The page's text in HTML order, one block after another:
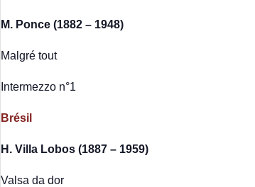
M. Ponce (1882 – 1948)
Malgré tout
Intermezzo n°1
Brésil
H. Villa Lobos (1887 – 1959)
Valsa da dor